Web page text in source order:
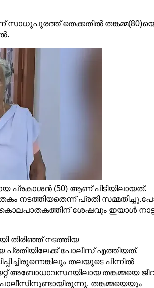
തെക്കതിൽ
(50) ആണ് പിടിയിലായത്.
നടത്തിയതെന്ന് പ്രതി
ശേഷവും ഇയാൾ
തിരിഞ്ഞ് നടത്തിയ
പോലീസ് എത്തിയത്.
തലയുടെ പിന്നിൽ
അബോധാവസ്ഥയിലായ തങ്കമ്മയെ
തങ്കമ്മയെയും
ന്യൂസ്, www.dailymalayaly.com